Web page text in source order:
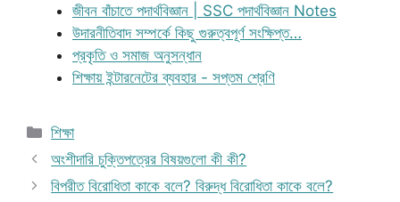
জীবন বাঁচাতে পদার্থবিজ্ঞান | SSC পদার্থবিজ্ঞান Notes
উদারনীতিবাদ সম্পর্কে কিছু গুরুত্বপূর্ণ সংক্ষিপ্ত…
প্রকৃতি ও সমাজ অনুসন্ধান
শিক্ষায় ইন্টারনেটের ব্যবহার - সপ্তম শ্রেণি
Categories
শিক্ষা
অংশীদারি চুক্তিপত্রের বিষয়গুলো কী কী?
বিপরীত বিরোধিতা কাকে বলে? বিরুদ্ধ বিরোধিতা কাকে বলে?